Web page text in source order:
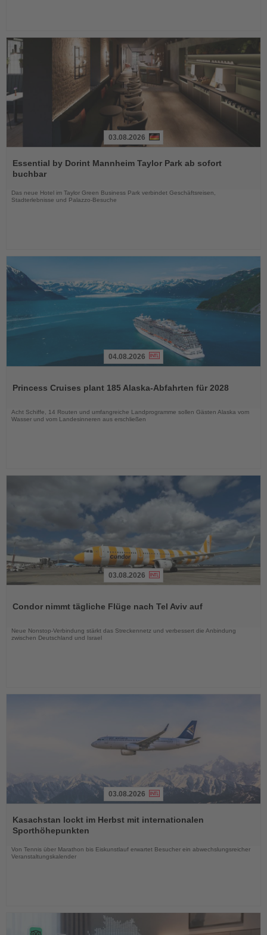
Sie
die
03.08.2026
Essential by Dorint Mannheim Taylor Park ab sofort
buchbar
Das neue Hotel im Taylor Green Business Park verbindet Geschäftsreisen,
Stadterlebnisse und Palazzo-Besuche
die
04.08.2026
Princess Cruises plant 185 Alaska-Abfahrten für 2028
Acht Schiffe, 14 Routen und umfangreiche Landprogramme sollen Gästen Alaska vom
Wasser und vom Landesinneren aus erschließen
die
03.08.2026
Condor nimmt tägliche Flüge nach Tel Aviv auf
Neue Nonstop-Verbindung stärkt das Streckennetz und verbessert die Anbindung
zwischen Deutschland und Israel
Sie
die
Nachrichten
03.08.2026
Kasachstan lockt im Herbst mit internationalen
Sporthöhepunkten
Von Tennis über Marathon bis Eiskunstlauf erwartet Besucher ein abwechslungsreicher
Veranstaltungskalender